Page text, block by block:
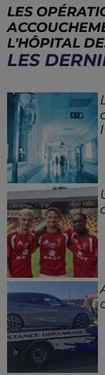
LES
L'HÔPITAL
LES